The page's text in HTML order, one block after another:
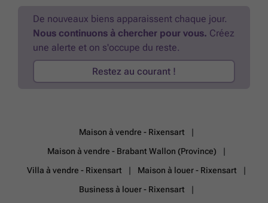
toiture et 14 cm en façade avec crépi). Précompte immobilier : 1.472
€. Une opportunité à ne pas manquer ! Prix sous réserve d'offre
supérieure. Une visite ? Appelez-nous.En savoir plus ?
De nouveaux biens apparaissent chaque jour.
Nous continuons à chercher pour vous. Créez
une alerte et on s'occupe du reste.
Restez au courant !
Maison à vendre - Rixensart
Maison à vendre - Brabant Wallon (Province)
Villa à vendre - Rixensart
Maison à louer - Rixensart
Business à louer - Rixensart